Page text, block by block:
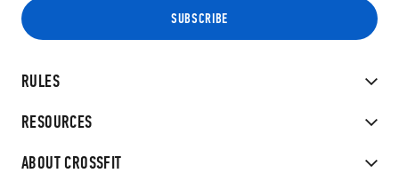
RULES
RESOURCES
ABOUT CROSSFIT